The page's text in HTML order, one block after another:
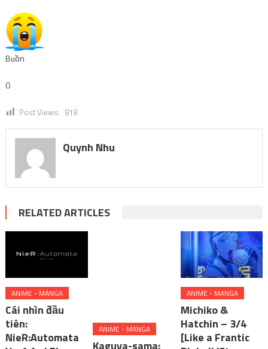
Buồn
0
Post Views: 818
Quynh Nhu
RELATED ARTICLES
ANIME - MANGA
Cái nhìn đầu
tiên:
NieR:Automata
Love Is War -The
First Kiss That
ANIME - MANGA
Michiko &
Hatchin – 3/4
[Like a Frantic